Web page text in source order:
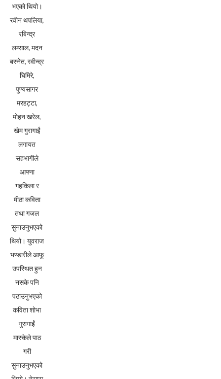
भएको थियो।
रवीन थपलिया,
रबिन्द्र
लम्साल, मदन
बस्नेत, रवीन्द्र
घिमिरे,
पुण्यसागर
मरहट्टा,
मोहन खरेल,
खेम गुरागाईं
लगायत
सहभागीले
आफ्ना
गहकिला र
मीठा कविता
तथा गजल
सुनाउनुभएको
थियो। युवराज
भण्डारीले आफू
उपस्थित हुन
नसके पनि
पठाउनुभएको
कविता शोभा
गुरागाईं
मास्केले पाठ
गरी
सुनाउनुभएको